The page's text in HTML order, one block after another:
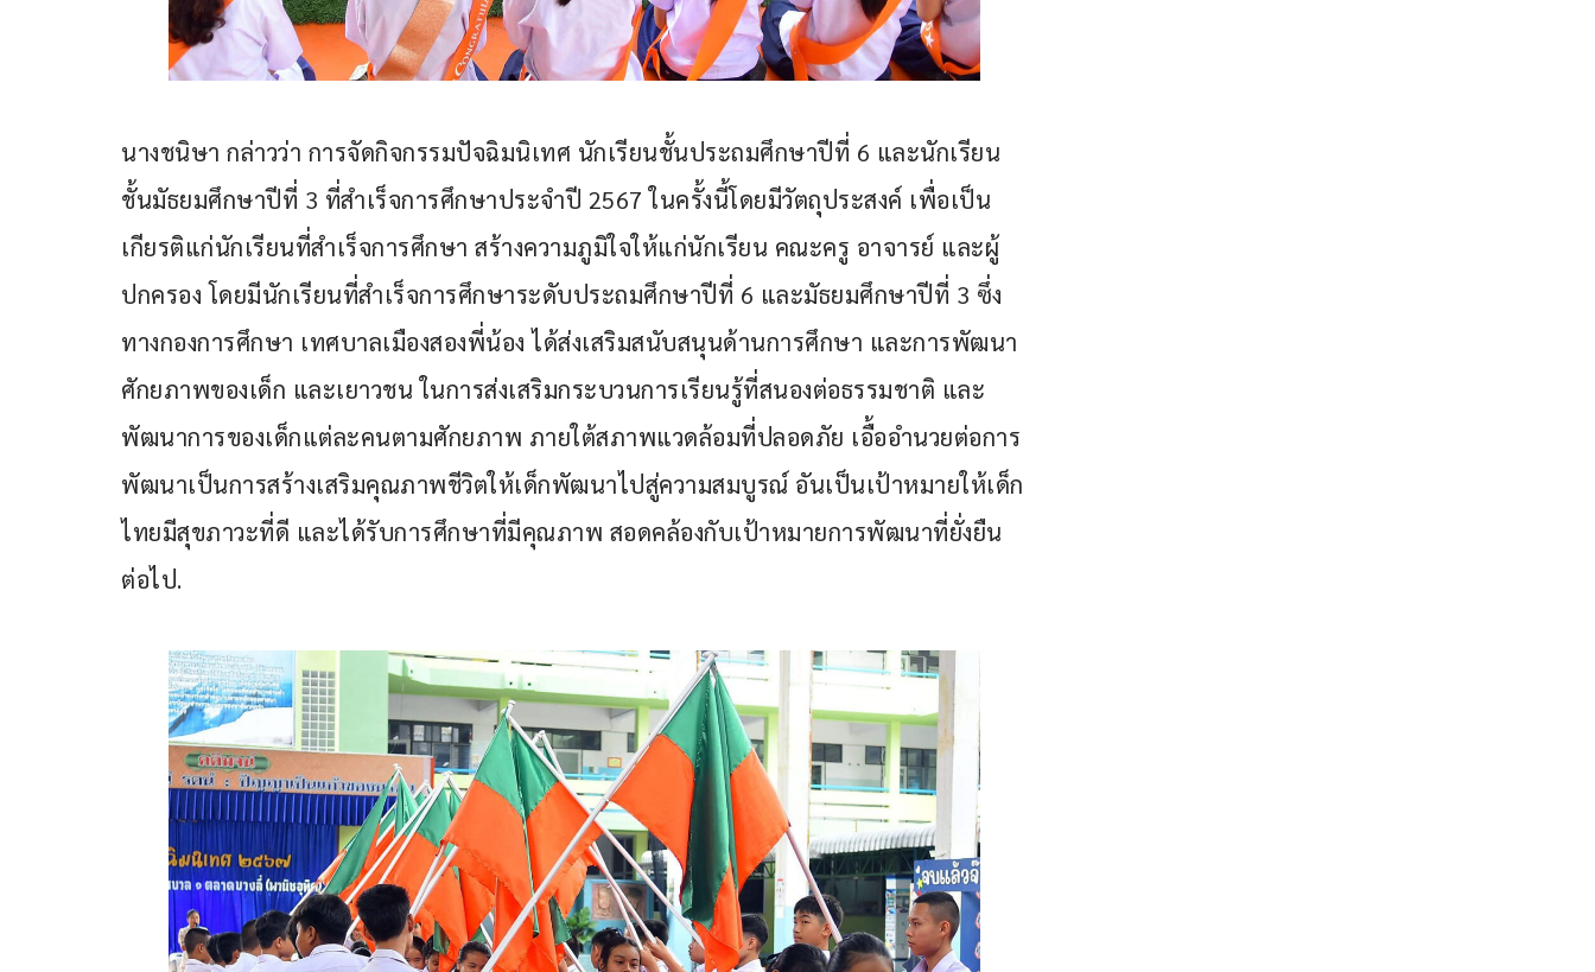
นางชนิษา กล่าวว่า การจัดกิจกรรมปัจฉิมนิเทศ นักเรียนชั้นประถมศึกษาปีที่ 6 และนักเรียน
ชั้นมัธยมศึกษาปีที่ 3 ที่สำเร็จการศึกษาประจำปี 2567 ในครั้งนี้โดยมีวัตถุประสงค์ เพื่อเป็น
เกียรติแก่นักเรียนที่สำเร็จการศึกษา สร้างความภูมิใจให้แก่นักเรียน คณะครู อาจารย์ และผู้
ปกครอง โดยมีนักเรียนที่สำเร็จการศึกษาระดับประถมศึกษาปีที่ 6 และมัธยมศึกษาปีที่ 3 ซึ่ง
ทางกองการศึกษา เทศบาลเมืองสองพี่น้อง ได้ส่งเสริมสนับสนุนด้านการศึกษา และการพัฒนา
ศักยภาพของเด็ก และเยาวชน ในการส่งเสริมกระบวนการเรียนรู้ที่สนองต่อธรรมชาติ และ
พัฒนาการของเด็กแต่ละคนตามศักยภาพ ภายใต้สภาพแวดล้อมที่ปลอดภัย เอื้ออำนวยต่อการ
พัฒนาเป็นการสร้างเสริมคุณภาพชีวิตให้เด็กพัฒนาไปสู่ความสมบูรณ์ อันเป็นเป้าหมายให้เด็ก
ไทยมีสุขภาวะที่ดี และได้รับการศึกษาที่มีคุณภาพ สอดคล้องกับเป้าหมายการพัฒนาที่ยั่งยืน
ต่อไป.